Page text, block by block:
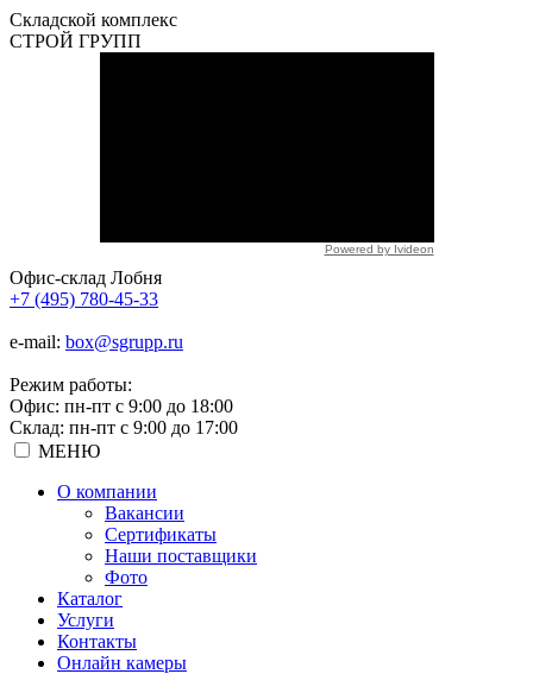
Складской комплекс
СТРОЙ ГРУПП
Powered by Ivideon
Офис-склад Лобня
+7 (495) 780-45-33
e-mail: box@sgrupp.ru
Режим работы:
Офис: пн-пт с 9:00 до 18:00
Склад: пн-пт с 9:00 до 17:00
МЕНЮ
О компании
Вакансии
Сертификаты
Наши поставщики
Фото
Каталог
Услуги
Контакты
Онлайн камеры